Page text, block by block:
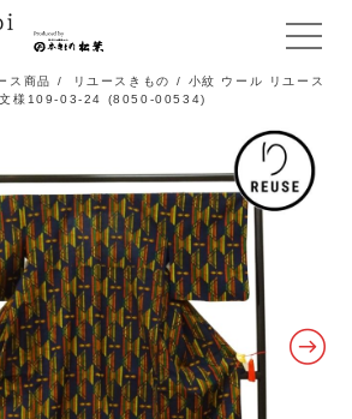
メ
ニ
ー
開
閉
ス商品 / リユースきもの
/ 小紋 ウール リユース
文様109-03-24 (8050-00534)